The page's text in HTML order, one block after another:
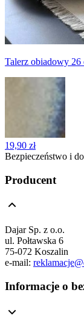
Talerz obiadowy 26
19,90 zł
Bezpieczeństwo i
Producent
Dajar Sp. z o.o.
ul. Połtawska 6
75-072 Koszalin
e-mail:
Informacje o